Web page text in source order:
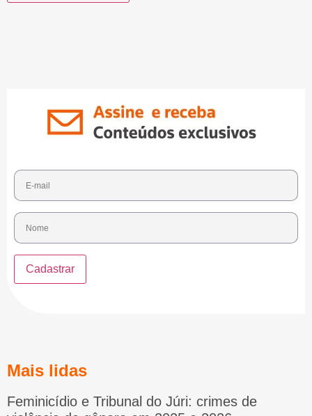
Mais lidas
Feminicídio e Tribunal do Júri: crimes de